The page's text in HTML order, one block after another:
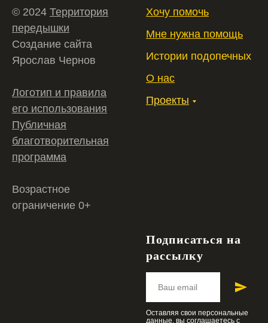
© 2024 Территория
передышки
Создание сайта
Ярослав Чернов
Логотип и правила
его использования
Публичная
благотворительная
программа
Возрастное
ограничение 0+
Хочу помочь
Мне нужна помощь
Истории подопечных
О нас
Проекты
Подписаться на
рассылку
Оставляя свои персональные
данные, вы соглашаетесь c